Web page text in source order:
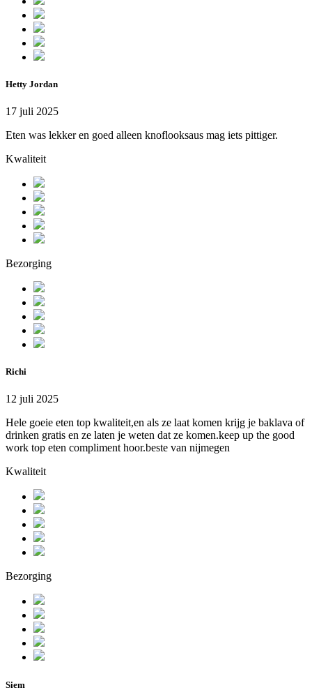
Hetty Jordan
17 juli 2025
Eten was lekker en goed alleen knoflooksaus mag iets pittiger.
Kwaliteit
Bezorging
Richi
12 juli 2025
Hele goeie eten top kwaliteit,en als ze laat komen krijg je baklava of
drinken gratis en ze laten je weten dat ze komen.keep up the good
work top eten compliment hoor.beste van nijmegen
Kwaliteit
Bezorging
Siem